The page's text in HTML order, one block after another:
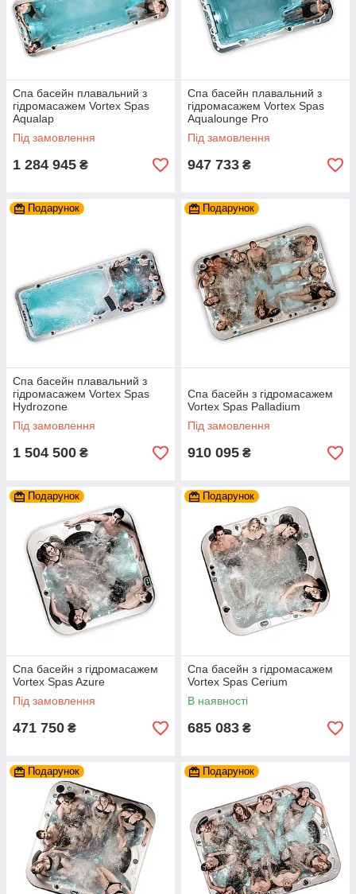
Спа басейн плавальний з
гідромасажем Vortex Spas
Aqualap
Під замовлення
1 284 945 ₴
Спа басейн плавальний з
гідромасажем Vortex Spas
Aqualounge Pro
Під замовлення
947 733 ₴
Подарунок
Спа басейн плавальний з
гідромасажем Vortex Spas
Hydrozone
Під замовлення
1 504 500 ₴
Подарунок
Спа басейн з гідромасажем
Vortex Spas Palladium
Під замовлення
910 095 ₴
Подарунок
Спа басейн з гідромасажем
Vortex Spas Azure
Під замовлення
471 750 ₴
Подарунок
Спа басейн з гідромасажем
Vortex Spas Cerium
В наявності
685 083 ₴
Подарунок Подарунок